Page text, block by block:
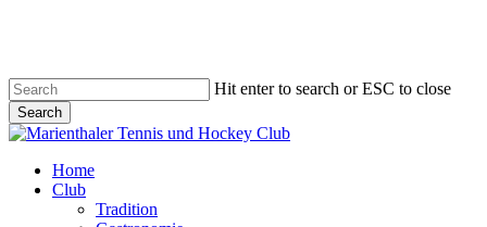
content
Hit enter to search or ESC to close
Search
Close
search
account
Menu
Home
Club
Tradition